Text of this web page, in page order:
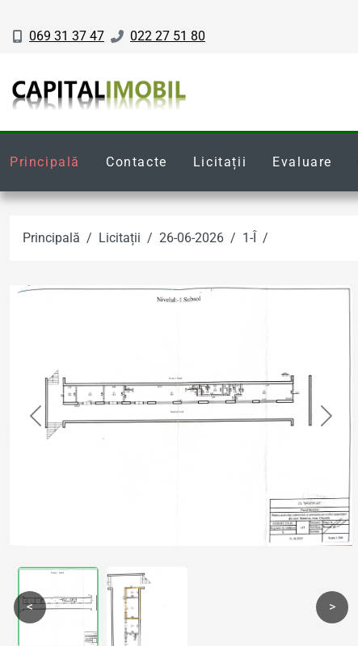
069 31 37 47 022 27 51 80
Principală Contacte Licitații Evaluare
Principală Licitații 26-06-2026 1-Î
Previous Next
< >